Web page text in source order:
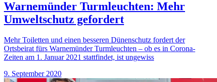
Warnemünder Turmleuchten: Mehr
Umweltschutz gefordert
Mehr Toiletten und einen besseren Dünenschutz fordert der
Ortsbeirat fürs Warnemünder Turmleuchten – ob es in Corona-
Zeiten am 1. Januar 2021 stattfindet, ist ungewiss
9. September 2020